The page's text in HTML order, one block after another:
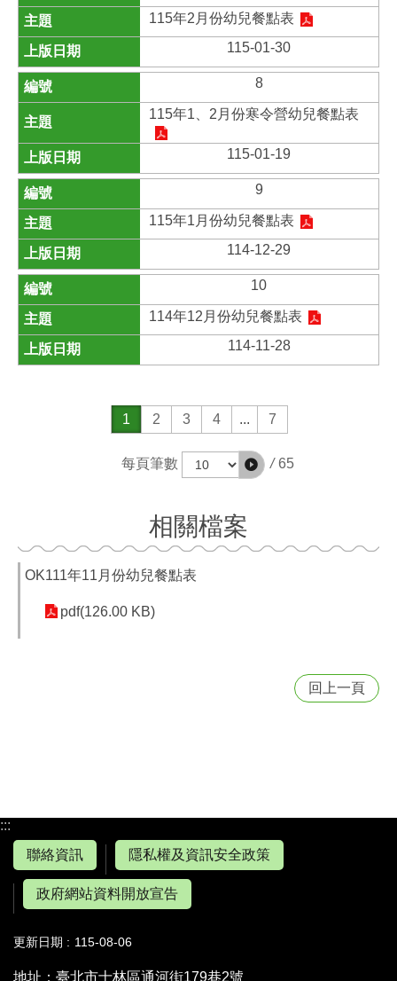
115年2月份幼兒餐點表
115-01-30
8
115年1、2月份寒令營幼兒餐點表
115-01-19
9
115年1月份幼兒餐點表
114-12-29
10
114年12月份幼兒餐點表
114-11-28
1 2 3 4 ... 7
每頁筆數 / 65
相關檔案
OK111年11月份幼兒餐點表
pdf(126.00 KB)
回上一頁
:::
聯絡資訊
隱私權及資訊安全政策
政府網站資料開放宣告
更新日期 115-08-06
地址：臺北市士林區通河街179巷2號